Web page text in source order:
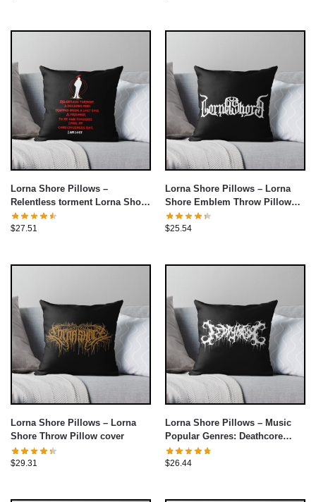
Lorna Shore Pillows –
Relentless torment Lorna Shore
Throw Pillow cover
$27.51
Lorna Shore Pillows – Lorna
Shore Emblem Throw Pillow
cover
$25.54
Lorna Shore Pillows – Lorna
Shore Throw Pillow cover
$29.31
Lorna Shore Pillows – Music
Popular Genres: Deathcore
Throw Pillow cover
$26.44